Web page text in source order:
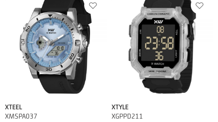
XTEEL
XMSPA037
XTYLE
XGPPD211